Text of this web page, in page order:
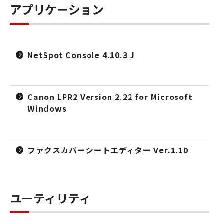
アプリケーション
NetSpot Console 4.10.3 J
Canon LPR2 Version 2.22 for Microsoft
Windows
ファクスカバーシートエディター Ver.1.10
ユーティリティ